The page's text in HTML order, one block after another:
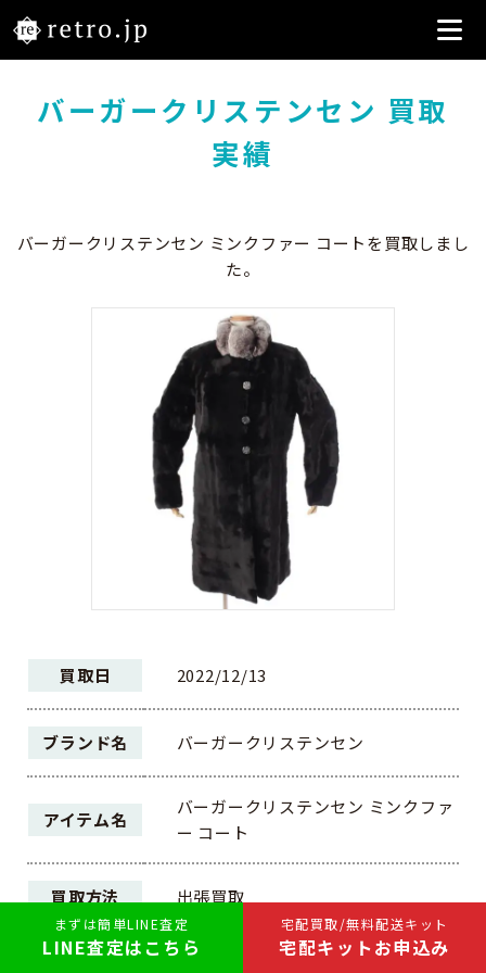
宅配買取/無料配送キット
宅配キットお申込み
まずは簡単LINE査定
LINE査定はこちら
バーガークリステンセン 買取
実績
バーガークリステンセン ミンクファー コートを買取しまし
た。
買取日 2022/12/13
ブランド名 バーガークリステンセン
アイテム名
バーガークリステンセン ミンクファ
ー コート
買取方法 出張買取